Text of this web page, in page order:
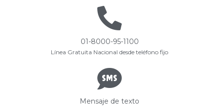
01-8000-95-1100
Línea Gratuita Nacional desde teléfono fijo
Mensaje de texto